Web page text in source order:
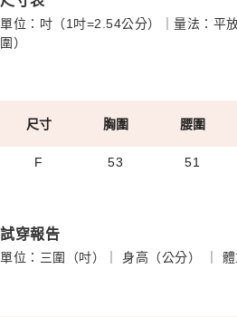
單位：吋（1吋=2.54公分）｜量法：平
圍）
尺寸 胸圍 腰圍
F 53 51
試穿報告
單位：三圍（吋）｜ 身高（公分） ｜ 體